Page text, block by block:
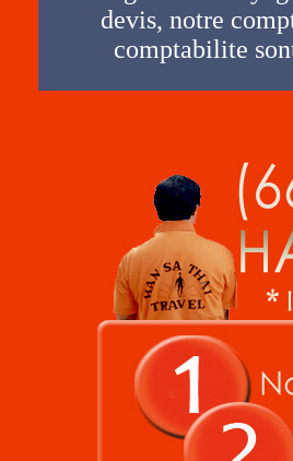
devis, notre
comptabilite